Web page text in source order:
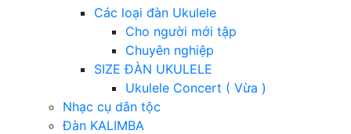
Các loại đàn Ukulele
Cho người mới tập
Chuyên nghiệp
SIZE ĐÀN UKULELE
Ukulele Concert ( Vừa )
Nhạc cụ dân tộc
Đàn KALIMBA